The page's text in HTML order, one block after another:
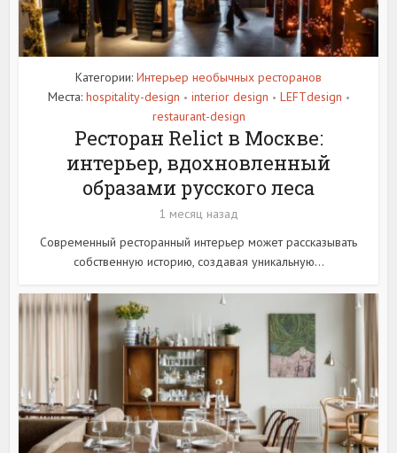
Категории: Интерьер необычных ресторанов
Места: hospitality-design • interior design • LEFTdesign •
restaurant-design
Ресторан Relict в Москве:
интерьер, вдохновленный
образами русского леса
1 месяц назад
Современный ресторанный интерьер может рассказывать
собственную историю, создавая уникальную...